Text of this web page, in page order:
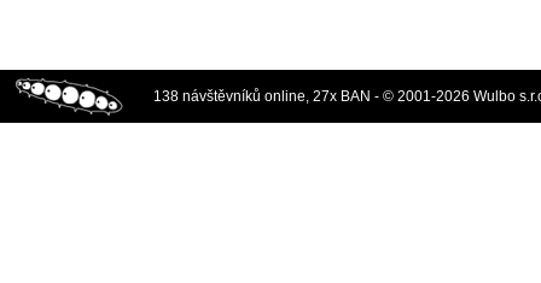
138 návštěvníků online, 27x BAN - © 2001-2026 Wulbo